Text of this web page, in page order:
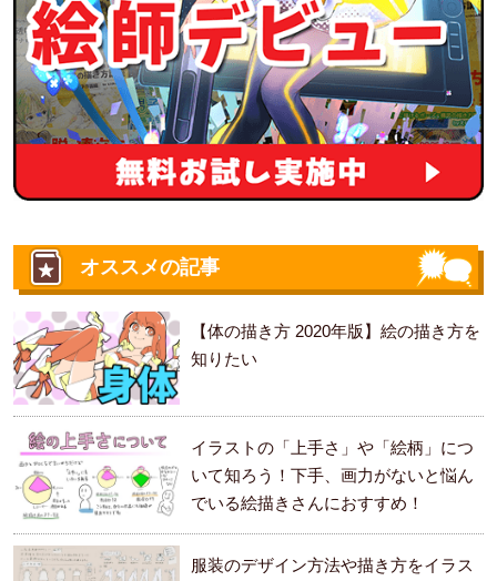
オススメの記事
【体の描き方 2020年版】絵の描き方を
知りたい
イラストの「上手さ」や「絵柄」につ
いて知ろう！下手、画力がないと悩ん
でいる絵描きさんにおすすめ！
服装のデザイン方法や描き方をイラス